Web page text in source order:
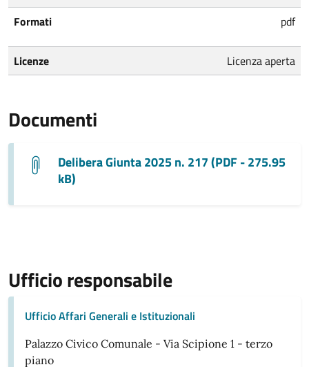
Formati
pdf
Licenze Licenza aperta
Documenti
Delibera Giunta 2025 n. 217 (PDF - 275.95
kB)
Ufficio responsabile
Ufficio Affari Generali e Istituzionali
Palazzo Civico Comunale - Via Scipione 1 - terzo
piano